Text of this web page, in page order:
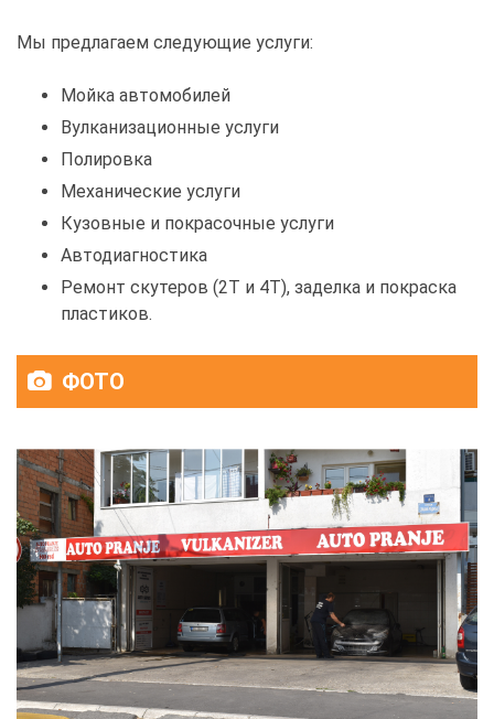
Мы предлагаем следующие услуги:
Мойка автомобилей
Вулканизационные услуги
Полировка
Механические услуги
Кузовные и покрасочные услуги
Автодиагностика
Ремонт скутеров (2Т и 4Т), заделка и покраска
пластиков.
ФОТО